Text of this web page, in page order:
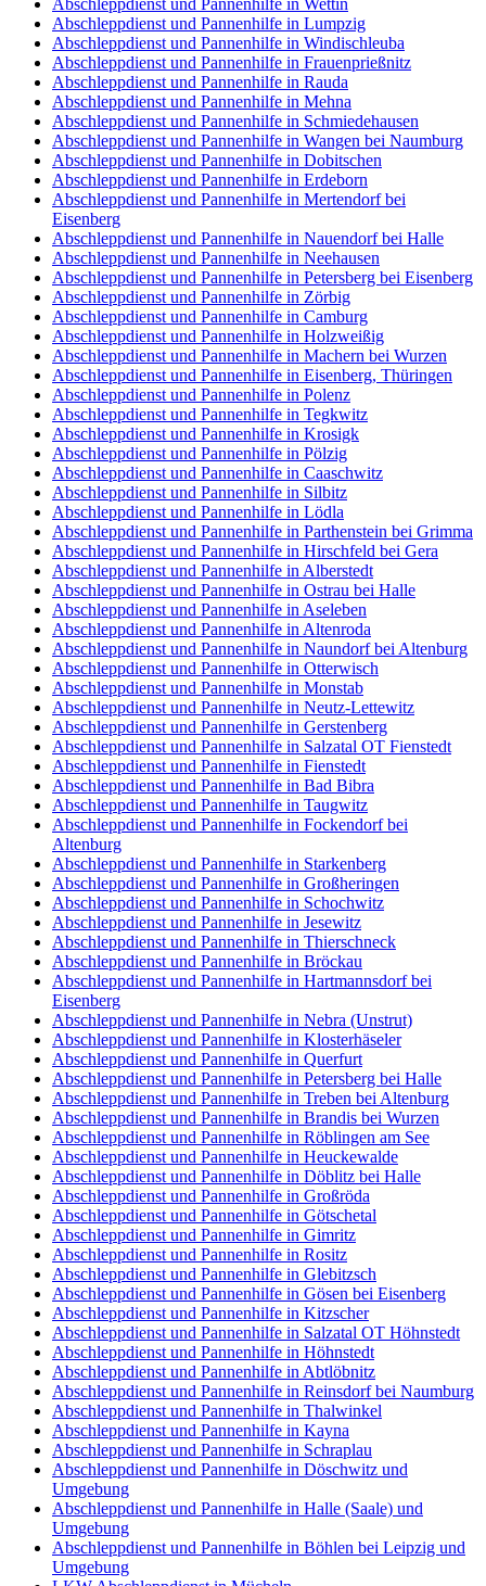
Abschleppdienst und Pannenhilfe in Wettin
Abschleppdienst und Pannenhilfe in Lumpzig
Abschleppdienst und Pannenhilfe in Windischleuba
Abschleppdienst und Pannenhilfe in Frauenprießnitz
Abschleppdienst und Pannenhilfe in Rauda
Abschleppdienst und Pannenhilfe in Mehna
Abschleppdienst und Pannenhilfe in Schmiedehausen
Abschleppdienst und Pannenhilfe in Wangen bei Naumburg
Abschleppdienst und Pannenhilfe in Dobitschen
Abschleppdienst und Pannenhilfe in Erdeborn
Abschleppdienst und Pannenhilfe in Mertendorf bei
Eisenberg
Abschleppdienst und Pannenhilfe in Nauendorf bei Halle
Abschleppdienst und Pannenhilfe in Neehausen
Abschleppdienst und Pannenhilfe in Petersberg bei Eisenberg
Abschleppdienst und Pannenhilfe in Zörbig
Abschleppdienst und Pannenhilfe in Camburg
Abschleppdienst und Pannenhilfe in Holzweißig
Abschleppdienst und Pannenhilfe in Machern bei Wurzen
Abschleppdienst und Pannenhilfe in Eisenberg, Thüringen
Abschleppdienst und Pannenhilfe in Polenz
Abschleppdienst und Pannenhilfe in Tegkwitz
Abschleppdienst und Pannenhilfe in Krosigk
Abschleppdienst und Pannenhilfe in Pölzig
Abschleppdienst und Pannenhilfe in Caaschwitz
Abschleppdienst und Pannenhilfe in Silbitz
Abschleppdienst und Pannenhilfe in Lödla
Abschleppdienst und Pannenhilfe in Parthenstein bei Grimma
Abschleppdienst und Pannenhilfe in Hirschfeld bei Gera
Abschleppdienst und Pannenhilfe in Alberstedt
Abschleppdienst und Pannenhilfe in Ostrau bei Halle
Abschleppdienst und Pannenhilfe in Aseleben
Abschleppdienst und Pannenhilfe in Altenroda
Abschleppdienst und Pannenhilfe in Naundorf bei Altenburg
Abschleppdienst und Pannenhilfe in Otterwisch
Abschleppdienst und Pannenhilfe in Monstab
Abschleppdienst und Pannenhilfe in Neutz-Lettewitz
Abschleppdienst und Pannenhilfe in Gerstenberg
Abschleppdienst und Pannenhilfe in Salzatal OT Fienstedt
Abschleppdienst und Pannenhilfe in Fienstedt
Abschleppdienst und Pannenhilfe in Bad Bibra
Abschleppdienst und Pannenhilfe in Taugwitz
Abschleppdienst und Pannenhilfe in Fockendorf bei
Altenburg
Abschleppdienst und Pannenhilfe in Starkenberg
Abschleppdienst und Pannenhilfe in Großheringen
Abschleppdienst und Pannenhilfe in Schochwitz
Abschleppdienst und Pannenhilfe in Jesewitz
Abschleppdienst und Pannenhilfe in Thierschneck
Abschleppdienst und Pannenhilfe in Bröckau
Abschleppdienst und Pannenhilfe in Hartmannsdorf bei
Eisenberg
Abschleppdienst und Pannenhilfe in Nebra (Unstrut)
Abschleppdienst und Pannenhilfe in Klosterhäseler
Abschleppdienst und Pannenhilfe in Querfurt
Abschleppdienst und Pannenhilfe in Petersberg bei Halle
Abschleppdienst und Pannenhilfe in Treben bei Altenburg
Abschleppdienst und Pannenhilfe in Brandis bei Wurzen
Abschleppdienst und Pannenhilfe in Röblingen am See
Abschleppdienst und Pannenhilfe in Heuckewalde
Abschleppdienst und Pannenhilfe in Döblitz bei Halle
Abschleppdienst und Pannenhilfe in Großröda
Abschleppdienst und Pannenhilfe in Götschetal
Abschleppdienst und Pannenhilfe in Gimritz
Abschleppdienst und Pannenhilfe in Rositz
Abschleppdienst und Pannenhilfe in Glebitzsch
Abschleppdienst und Pannenhilfe in Gösen bei Eisenberg
Abschleppdienst und Pannenhilfe in Kitzscher
Abschleppdienst und Pannenhilfe in Salzatal OT Höhnstedt
Abschleppdienst und Pannenhilfe in Höhnstedt
Abschleppdienst und Pannenhilfe in Abtlöbnitz
Abschleppdienst und Pannenhilfe in Reinsdorf bei Naumburg
Abschleppdienst und Pannenhilfe in Thalwinkel
Abschleppdienst und Pannenhilfe in Kayna
Abschleppdienst und Pannenhilfe in Schraplau
Abschleppdienst und Pannenhilfe in Döschwitz und
Umgebung
Abschleppdienst und Pannenhilfe in Halle (Saale) und
Umgebung
Abschleppdienst und Pannenhilfe in Böhlen bei Leipzig und
Umgebung